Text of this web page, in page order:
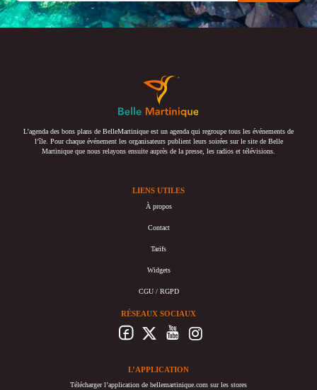
L’agenda des bons plans de BelleMartinique est un agenda qui regroupe tous les événements de
l’île. Pour chaque événement les organisateurs publient leurs soirées sur le site de Belle
Martinique que nous relayons ensuite auprès de la presse, les radios et télévisions.
LIENS UTILES
À propos
Contact
Tarifs
Widgets
CGU / RGPD
RÉSEAUX SOCIAUX
L’APPLICATION
Télécharger l’application de bellemartinique.com sur les stores